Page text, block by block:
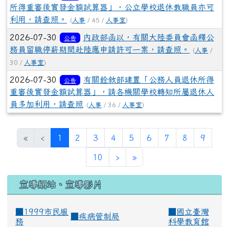
所得重審後實發金額試算器」，公立學校退休教職員亦可
利用，請查照。
( 人事 / 45 / 人事室)
2026-07-30 公告
內政部函以，有關大陸委員會函釋公
務員留職停薪期間赴陸應申請許可一案，請查照。
( 人事 /
30 / 人事室)
2026-07-30 公告
有關銓敘部建置「公務人員退休所得
重審後實發金額試算器」，請各機關學校轉知所屬退休人
員多加利用，請查照
( 人事 / 36 / 人事室)
« ‹ 1 (current)
2 3 4 5 6 7 8 9
10 › »
宣導網站、宣導影片
■1999市民服
務
疾病管制局
國立臺灣
科學教育館